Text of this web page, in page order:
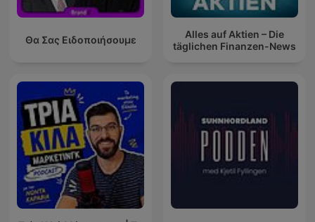
Θα Σας Ειδοποιήσουμε
Alles auf Aktien – Die
täglichen Finanzen-News